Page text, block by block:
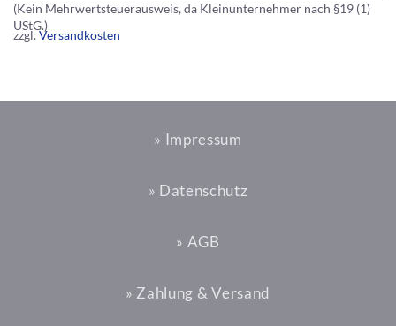
(Kein Mehrwertsteuerausweis, da Kleinunternehmer nach §19 (1)
UStG.)
zzgl.Versandkosten
» Impressum
» Datenschutz
» AGB
» Zahlung & Versand